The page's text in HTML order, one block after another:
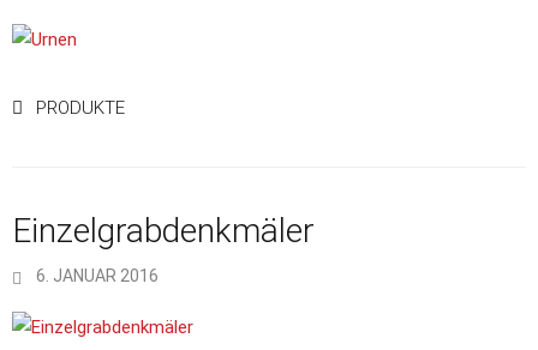
PRODUKTE
Einzelgrabdenkmäler
6. JANUAR 2016